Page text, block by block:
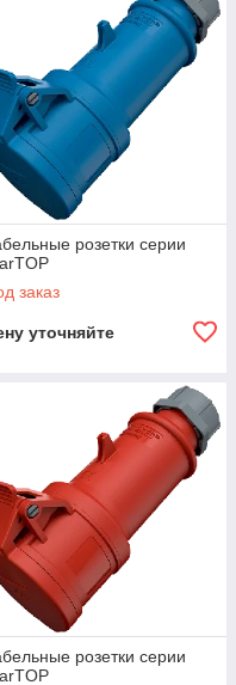
розетки серии
заказ
уточняйте
розетки серии